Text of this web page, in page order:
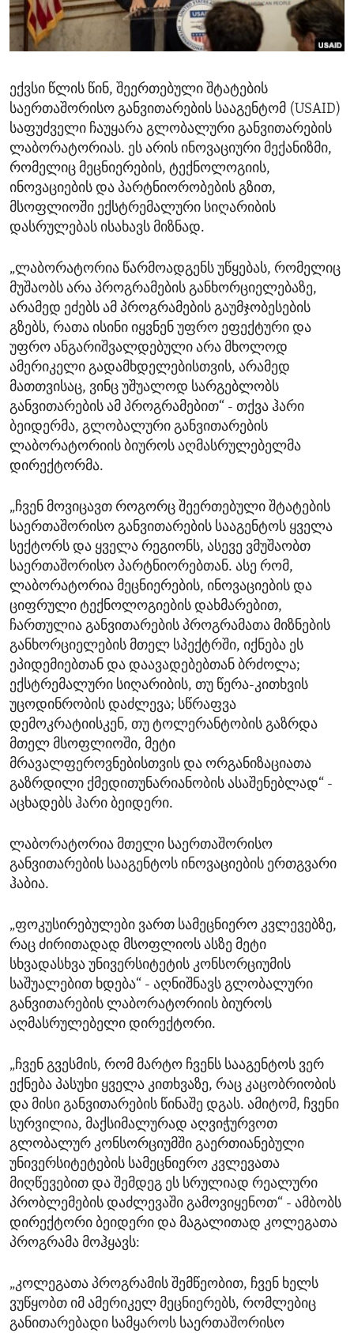
ENVIRONMENT AND HEALTH
IDEALS AND INSTITUTIONS
ექვსი წლის წინ, შეერთებული შტატების
საერთაშორისო განვითარების სააგენტომ (USAID)
საფუძველი ჩაუყარა გლობალური განვითარების
ლაბორატორიას. ეს არის ინოვაციური მექანიზმი,
რომელიც მეცნიერების, ტექნოლოგიის,
ინოვაციების და პარტნიორობების გზით,
მსოფლიოში ექსტრემალური სიღარიბის
დასრულებას ისახავს მიზნად.
„ლაბორატორია წარმოადგენს უწყებას, რომელიც
მუშაობს არა პროგრამების განხორციელებაზე,
არამედ ეძებს ამ პროგრამების გაუმჯობესების
გზებს, რათა ისინი იყვნენ უფრო ეფექტური და
უფრო ანგარიშვალდებული არა მხოლოდ
ამერიკელი გადამხდელებისთვის, არამედ
მათთვისაც, ვინც უშუალოდ სარგებლობს
განვითარების ამ პროგრამებით“ - თქვა ჰარი
ბეიდერმა, გლობალური განვითარების
ლაბორატორიის ბიუროს აღმასრულებელმა
დირექტორმა.
„ჩვენ მოვიცავთ როგორც შეერთებული შტატების
საერთაშორისო განვითარების სააგენტოს ყველა
სექტორს და ყველა რეგიონს, ასევე ვმუშაობთ
საერთაშორისო პარტნიორებთან. ასე რომ,
ლაბორატორია მეცნიერების, ინოვაციების და
ციფრული ტექნოლოგიების დახმარებით,
ჩართულია განვითარების პროგრამათა მიზნების
განხორციელების მთელ სპექტრში, იქნება ეს
ეპიდემიებთან და დაავადებებთან ბრძოლა;
ექსტრემალური სიღარიბის, თუ წერა-კითხვის
უცოდინრობის დაძლევა; სწრაფვა
დემოკრატიისკენ, თუ ტოლერანტობის გაზრდა
მთელ მსოფლიოში, მეტი
მრავალფეროვნებისთვის და ორგანიზაციათა
გაზრდილი ქმედითუნარიანობის ასაშენებლად“ -
აცხადებს ჰარი ბეიდერი.
ლაბორატორია მთელი საერთაშორისო
განვითარების სააგენტოს ინოვაციების ერთგვარი
ჰაბია.
„ფოკუსირებულები ვართ სამეცნიერო კვლევებზე,
რაც ძირითადად მსოფლიოს ასზე მეტი
სხვადასხვა უნივერსიტეტის კონსორციუმის
საშუალებით ხდება“ - აღნიშნავს გლობალური
განვითარების ლაბორატორიის ბიუროს
აღმასრულებელი დირექტორი.
„ჩვენ გვესმის, რომ მარტო ჩვენს სააგენტოს ვერ
ექნება პასუხი ყველა კითხვაზე, რაც კაცობრიობის
და მისი განვითარების წინაშე დგას. ამიტომ, ჩვენი
სურვილია, მაქსიმალურად აღვიჭურვოთ
გლობალურ კონსორციუმში გაერთიანებული
უნივერსიტეტების სამეცნიერო კვლევათა
მიღწევებით და შემდეგ ეს სრულიად რეალური
პრობლემების დაძლევაში გამოვიყენოთ“ - ამბობს
დირექტორი ბეიდერი და მაგალითად კოლეგათა
პროგრამა მოჰყავს:
„კოლეგათა პროგრამის შემწეობით, ჩვენ ხელს
ვუწყობთ იმ ამერიკელ მეცნიერებს, რომლებიც
განითარებადი სამყაროს საერთაშორისო